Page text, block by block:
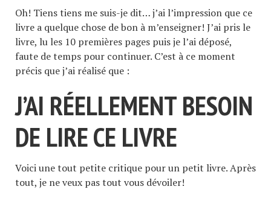
Oh! Tiens tiens me suis-je dit… j’ai l’impression que ce
livre a quelque chose de bon à m’enseigner! J’ai pris le
livre, lu les 10 premières pages puis je l’ai déposé,
faute de temps pour continuer. C’est à ce moment
précis que j’ai réalisé que :
J’AI RÉELLEMENT BESOIN
DE LIRE CE LIVRE
Voici une tout petite critique pour un petit livre. Après
tout, je ne veux pas tout vous dévoiler!